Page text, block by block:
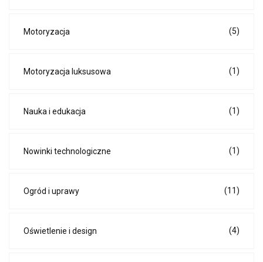
Motoryzacja (5)
Motoryzacja luksusowa (1)
Nauka i edukacja (1)
Nowinki technologiczne (1)
Ogród i uprawy (11)
Oświetlenie i design (4)